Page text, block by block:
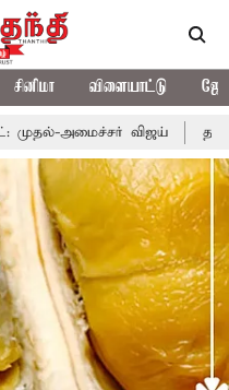
சினிமா விளையாட்டு
தமிழக அரசியலில்